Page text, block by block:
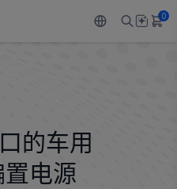
0
的车用
置电源